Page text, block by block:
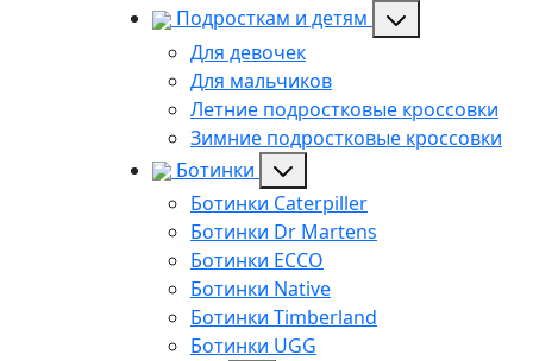
Подросткам и детям
Для девочек
Для мальчиков
Летние подростковые кроссовки
Зимние подростковые кроссовки
Ботинки
Ботинки Caterpiller
Ботинки Dr Martens
Ботинки ECCO
Ботинки Native
Ботинки Timberland
Ботинки UGG